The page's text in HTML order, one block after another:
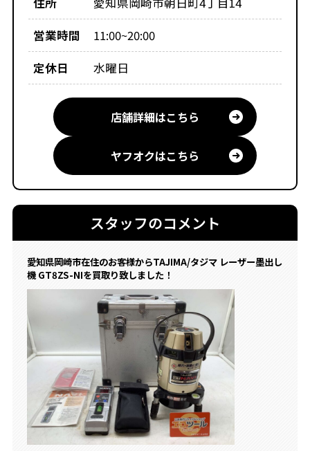
営業時間
11:00~20:00
定休日
水曜日
店舗詳細はこちら
ヤフオクはこちら
スタッフのコメント
愛知県岡崎市在住のお客様からTAJIMA/タジマ レーザー墨出し
機 GT8ZS-NIを買取り致しました！